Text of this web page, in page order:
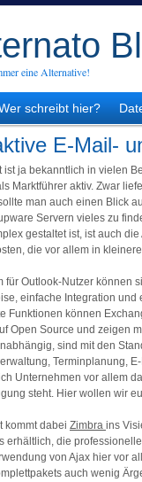
eine Alternative!
schreibt hier?
E-Mail-
ist ja bekanntlich in vielen
Marktführer aktiv. Zwar
man auch einen Blick
Servern vieles zu
gestaltet ist, ist auch
die vor allem in
für Outlook-Nutzer können
einfache Integration
Funktionen können
Open Source und zeigen
sind mit den
Terminplanung,
Unternehmen vor allem
steht. Hier wollen wir
kommt dabei Zimbra ins
erhältlich, die
von Ajax hier vor
auch wenig